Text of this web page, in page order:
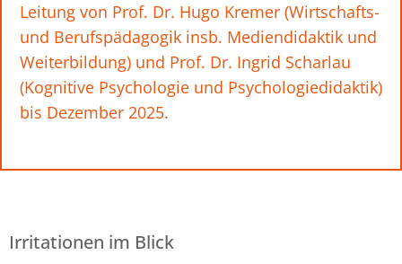
Leitung von Prof. Dr. Hugo Kremer (Wirtschafts-
und Berufspädagogik insb. Mediendidaktik und
Weiterbildung) und Prof. Dr. Ingrid Scharlau
(Kognitive Psychologie und Psychologiedidaktik)
bis Dezember 2025.
Irritationen im Blick